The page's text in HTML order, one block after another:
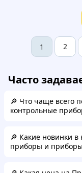
1 2
Часто
🔎 Что чаще всего
контрольные
🔎 Какие новинки
приборы и